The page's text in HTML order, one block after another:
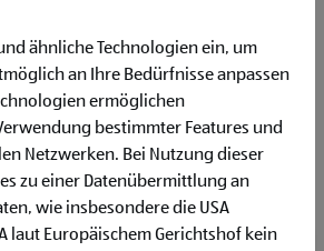
ähnliche Technologien ein, um
an Ihre Bedürfnisse anpassen
ermöglichen
bestimmter Features und
Netzwerken. Bei Nutzung dieser
zu einer Datenübermittlung an
wie insbesondere die USA
laut Europäischem Gerichtshof kein